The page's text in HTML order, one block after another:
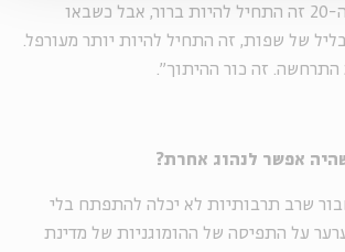
אמנם כבר משנות ה-20 זה התחיל להיות ברור, אבל כשבאו
של שפות, זה התחיל להיות יותר מעורפל.
זה כור ההיתוך".
אפשר לנהוג אחרת?
שרב תרבותיות לא יכלה להתפתח בלי
על התפיסה של ההומוגניות של מדינת